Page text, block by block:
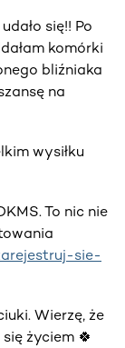
się!! Po
komórki
bliźniaka
na
wysiłku
To nic nie
sie-
Wierzę, że
życiem 🍀